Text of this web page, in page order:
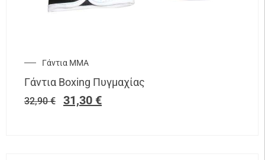
Γάντια ΜΜΑ
Γάντια Boxing Πυγμαχίας
32,90€ 31,30 €